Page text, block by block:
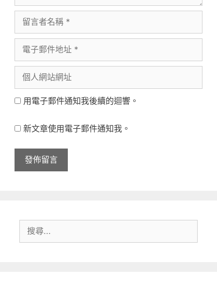
言
名
子
件
地
人
網
網
用電子郵件通知我後續的迴響。
新文章使用電子郵件通知我。
尋: